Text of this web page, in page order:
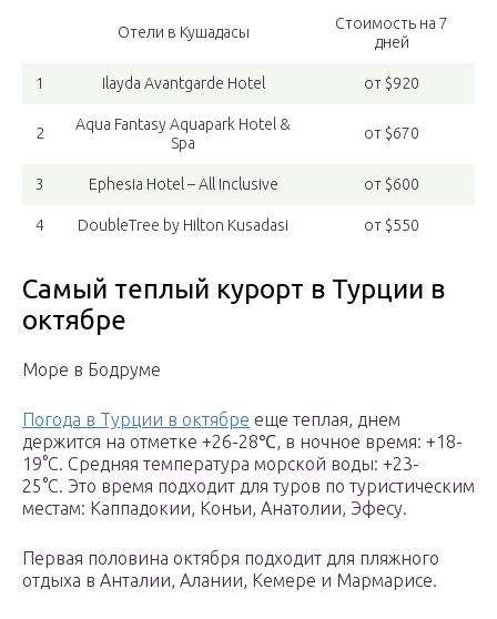
Отели в Кушадасы
Стоимость на 7
дней
1 Ilayda Avantgarde Hotel от $920
2
Aqua Fantasy Aquapark Hotel &
Spa
от $670
3 Ephesia Hotel – All Inclusive от $600
4 DoubleTree by Hilton Kusadasi от $550
Самый теплый курорт в Турции в
октябре
Море в Бодруме
Погода в Турции в октябре еще теплая, днем
держится на отметке +26-28℃, в ночное время: +18-
19°C. Средняя температура морской воды: +23-
25°C. Это время подходит для туров по туристическим
местам: Каппадокии, Коньи, Анатолии, Эфесу.
Первая половина октября подходит для пляжного
отдыха в Анталии, Алании, Кемере и Мармарисе.